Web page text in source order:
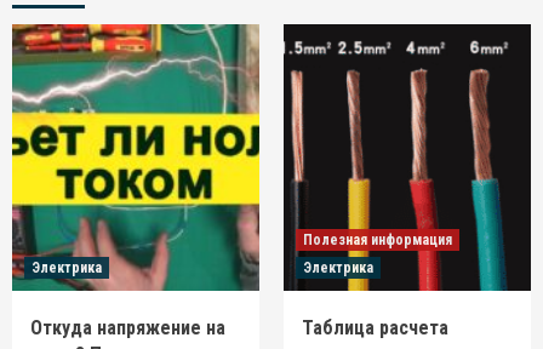
Электрика
Откуда напряжение на
Полезная информация
Электрика
Таблица расчета